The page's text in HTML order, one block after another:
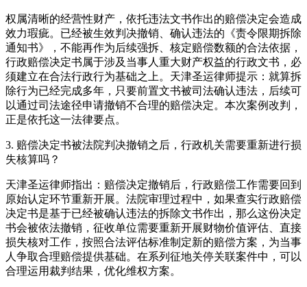
权属清晰的经营性财产，依托违法文书作出的赔偿决定会造成
效力瑕疵。已经被生效判决撤销、确认违法的《责令限期拆除
通知书》，不能再作为后续强拆、核定赔偿数额的合法依据，
行政赔偿决定书属于涉及当事人重大财产权益的行政文书，必
须建立在合法行政行为基础之上。天津圣运律师提示：就算拆
除行为已经完成多年，只要前置文书被司法确认违法，后续可
以通过司法途径申请撤销不合理的赔偿决定。本次案例改判，
正是依托这一法律要点。
3. 赔偿决定书被法院判决撤销之后，行政机关需要重新进行损
失核算吗？
天津圣运律师指出：赔偿决定撤销后，行政赔偿工作需要回到
原始认定环节重新开展。法院审理过程中，如果查实行政赔偿
决定书是基于已经被确认违法的拆除文书作出，那么这份决定
书会被依法撤销，征收单位需要重新开展财物价值评估、直接
损失核对工作，按照合法评估标准制定新的赔偿方案，为当事
人争取合理赔偿提供基础。在系列征地关停关联案件中，可以
合理运用裁判结果，优化维权方案。